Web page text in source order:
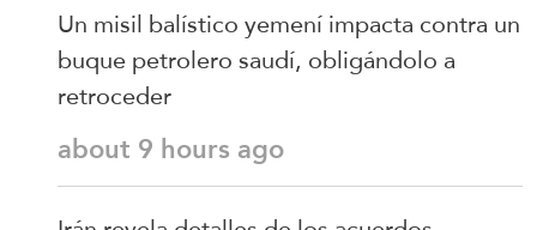
Un misil balístico yemení impacta contra un
buque petrolero saudí, obligándolo a
retroceder
about 9 hours ago